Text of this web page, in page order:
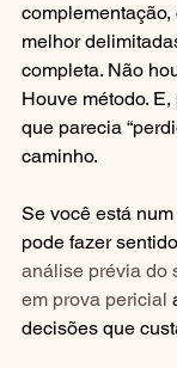
melhor
completa. Não
Houve método.
que parecia
caminho.
Se você está
pode fazer
análise prévia do
em prova pericial
decisões que